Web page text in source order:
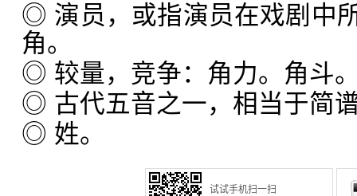
◎ 演员，或指演员在戏剧中
角。
◎ 较量，竞争：角力。角斗
◎ 古代五音之一，相当于简谱
◎ 姓。
试试手机扫一扫